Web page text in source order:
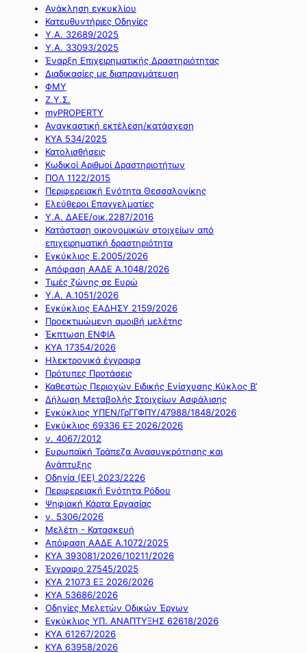
Ανάκληση εγκυκλίου
Κατευθυντήριες Οδηγίες
Υ.Α. 32689/2025
Υ.Α. 33093/2025
Έναρξη Επιχειρηματικής Δραστηριότητας
Διαδικασίες με διαπραγμάτευση
ΦΜΥ
Ζ.Υ.Σ.
myPROPERTY
Αναγκαστική εκτέλεση/κατάσχεση
ΚΥΑ 534/2025
Κατολισθήσεις
Κωδικοί Αριθμοί Δραστηριοτήτων
ΠΟΛ 1122/2015
Περιφερειακή Ενότητα Θεσσαλονίκης
Ελεύθεροι Επαγγελματίες
Υ.Α. ΔΑΕΕ/οικ.2287/2016
Κατάσταση οικονομικών στοιχείων από
επιχειρηματική δραστηριότητα
Εγκύκλιος Ε.2005/2026
Απόφαση ΑΑΔΕ Α.1048/2026
Τιμές ζώνης σε Ευρώ
Υ.Α. Α.1051/2026
Εγκύκλιος ΕΑΔΗΣΥ 2159/2026
Προεκτιμώμενη αμοιβή μελέτης
Έκπτωση ΕΝΦΙΑ
ΚΥΑ 17354/2026
Ηλεκτρονικά έγγραφα
Πρότυπες Προτάσεις
Καθεστώς Περιοχών Ειδικής Ενίσχυσης Κύκλος Β’
Δήλωση Μεταβολής Στοιχείων Ασφάλισης
Εγκύκλιος ΥΠΕΝ/ΓρΓΓΦΠΥ/47988/1848/2026
Εγκύκλιος 69336 ΕΞ 2026/2026
ν. 4067/2012
Ευρωπαϊκή Τράπεζα Ανασυγκρότησης και
Ανάπτυξης
Οδηγία (ΕΕ) 2023/2226
Περιφερειακή Ενότητα Ρόδου
Ψηφιακή Κάρτα Εργασίας
ν. 5306/2026
Μελέτη - Κατασκευή
Απόφαση ΑΑΔΕ Α.1072/2025
ΚΥΑ 393081/2026/10211/2026
Έγγραφο 27545/2025
ΚΥΑ 21073 ΕΞ 2026/2026
ΚΥΑ 53686/2026
Οδηγίες Μελετών Οδικών Έργων
Εγκύκλιος ΥΠ. ΑΝΑΠΤΥΞΗΣ 62618/2026
ΚΥΑ 61267/2026
ΚΥΑ 63958/2026